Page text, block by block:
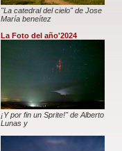
"La catedral del cielo" de Jose
María beneítez
La Foto del año'2024
¡Y por fin un Sprite!" de Alberto
Lunas y